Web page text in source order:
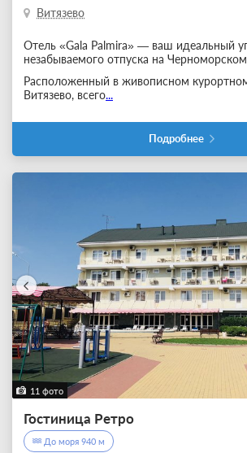
Витязево
Отель «Gala Palmira» — ваш идеальный
незабываемого отпуска на
Расположенный в живописном
Витязево, всего...
Подробнее
11 фото
Гостиница Ретро
До моря 940 м